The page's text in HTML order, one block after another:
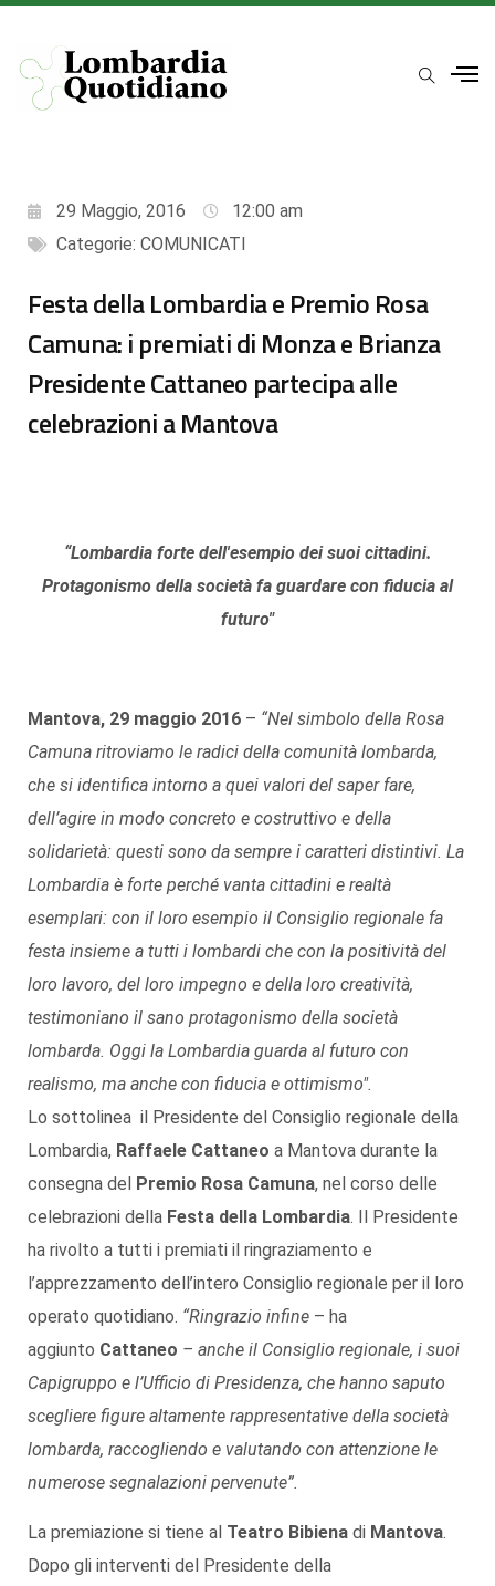
29 Maggio, 2016
12:00 am
Categorie: COMUNICATI
Festa della Lombardia e Premio Rosa
Camuna: i premiati di Monza e Brianza
Presidente Cattaneo partecipa alle
celebrazioni a Mantova
“Lombardia forte dell'esempio dei suoi cittadini.
Protagonismo della società fa guardare con fiducia al
futuro"
Mantova, 29 maggio 2016 – “Nel simbolo della Rosa
Camuna ritroviamo le radici della comunità lombarda,
che si identifica intorno a quei valori del saper fare,
dell’agire in modo concreto e costruttivo e della
solidarietà: questi sono da sempre i caratteri distintivi. La
Lombardia è forte perché vanta cittadini e realtà
esemplari: con il loro esempio il Consiglio regionale fa
festa insieme a tutti i lombardi che con la positività del
loro lavoro, del loro impegno e della loro creatività,
testimoniano il sano protagonismo della società
lombarda. Oggi la Lombardia guarda al futuro con
realismo, ma anche con fiducia e ottimismo".
Lo sottolinea il Presidente del Consiglio regionale della
Lombardia, Raffaele Cattaneo a Mantova durante la
consegna del Premio Rosa Camuna, nel corso delle
celebrazioni della Festa della Lombardia. Il Presidente
ha rivolto a tutti i premiati il ringraziamento e
l’apprezzamento dell’intero Consiglio regionale per il loro
operato quotidiano. “Ringrazio infine – ha
aggiunto Cattaneo – anche il Consiglio regionale, i suoi
Capigruppo e l’Ufficio di Presidenza, che hanno saputo
scegliere figure altamente rappresentative della società
lombarda, raccogliendo e valutando con attenzione le
numerose segnalazioni pervenute”.
La premiazione si tiene al Teatro Bibiena di Mantova.
Dopo gli interventi del Presidente della